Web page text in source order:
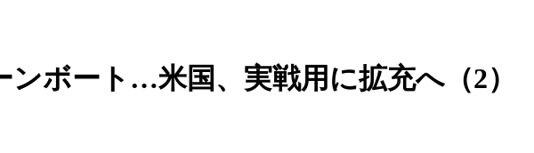
ボート…米国、実戦用に拡充へ（2）